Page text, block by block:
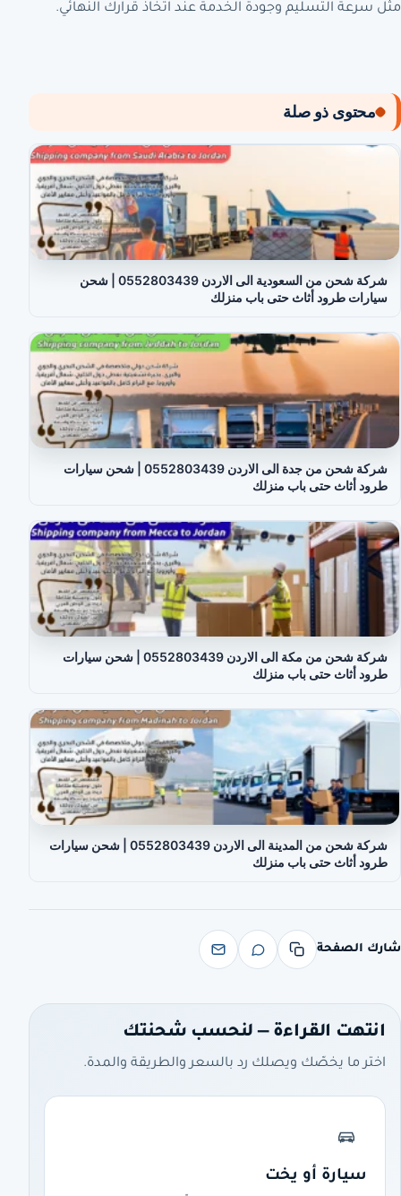
مثل سرعة التسليم وجودة الخدمة عند اتخاذ قرارك النهائي.
محتوى ذو صلة
شركة شحن من السعودية الى الاردن 0552803439 | شحن
سيارات طرود أثاث حتى باب منزلك
شركة شحن من جدة الى الاردن 0552803439 | شحن سيارات
طرود أثاث حتى باب منزلك
شركة شحن من مكة الى الاردن 0552803439 | شحن سيارات
طرود أثاث حتى باب منزلك
شركة شحن من المدينة الى الاردن 0552803439 | شحن سيارات
طرود أثاث حتى باب منزلك
شارك الصفحة
انتهت القراءة — لنحسب شحنتك
اختر ما يخصّك ويصلك رد بالسعر والطريقة والمدة.
سيارة أو يخت